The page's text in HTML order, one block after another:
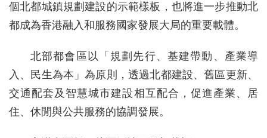
個北都城鎮規劃建設的示範樣板，也將進一步推動北
都成為香港融入和服務國家發展大局的重要載體。
北部都會區以「規劃先行、基建帶動、產業導
入、民生為本」為原則，透過北都建設、舊區更新、
交通配套及智慧城市建設相互配合，促進產業、居
住、休閒與公共服務的協調發展。